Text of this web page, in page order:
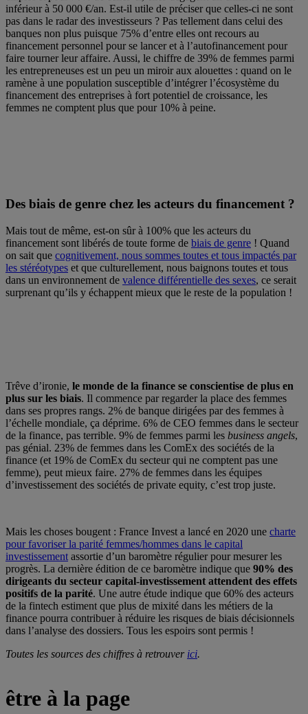
inférieur à 50 000 €/an. Est-il utile de préciser que celles-ci ne sont
pas dans le radar des investisseurs ? Pas tellement dans celui des
banques non plus puisque 75% d’entre elles ont recours au
financement personnel pour se lancer et à l’autofinancement pour
faire tourner leur affaire. Aussi, le chiffre de 39% de femmes parmi
les entrepreneuses est un peu un miroir aux alouettes : quand on le
ramène à une population susceptible d’intégrer l’écosystème du
financement des entreprises à fort potentiel de croissance, les
femmes ne comptent plus que pour 10% à peine.
Des biais de genre chez les acteurs du financement ?
Mais tout de même, est-on sûr à 100% que les acteurs du
financement sont libérés de toute forme de biais de genre ! Quand
on sait que cognitivement, nous sommes toutes et tous impactés par
les stéréotypes et que culturellement, nous baignons toutes et tous
dans un environnement de valence différentielle des sexes, ce serait
surprenant qu’ils y échappent mieux que le reste de la population !
Trêve d’ironie, le monde de la finance se conscientise de plus en
plus sur les biais. Il commence par regarder la place des femmes
dans ses propres rangs. 2% de banque dirigées par des femmes à
l’échelle mondiale, ça déprime. 6% de CEO femmes dans le secteur
de la finance, pas terrible. 9% de femmes parmi les business angels,
pas génial. 23% de femmes dans les ComEx des sociétés de la
finance (et 19% de ComEx du secteur qui ne comptent pas une
femme), peut mieux faire. 27% de femmes dans les équipes
d’investissement des sociétés de private equity, c’est trop juste.
Mais les choses bougent : France Invest a lancé en 2020 une charte
pour favoriser la parité femmes/hommes dans le capital
investissement assortie d’un baromètre régulier pour mesurer les
progrès. La dernière édition de ce baromètre indique que 90% des
dirigeants du secteur capital-investissement attendent des effets
positifs de la parité. Une autre étude indique que 60% des acteurs
de la fintech estiment que plus de mixité dans les métiers de la
finance pourra contribuer à réduire les risques de biais décisionnels
dans l’analyse des dossiers. Tous les espoirs sont permis !
Toutes les sources des chiffres à retrouver ici.
être à la page